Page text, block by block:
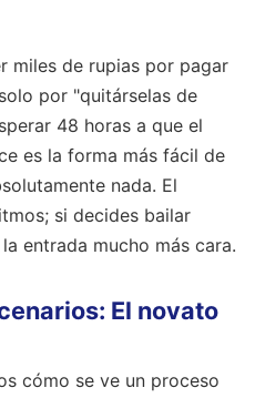
miles de rupias por pagar
por "quitárselas de
48 horas a que el
es la forma más fácil de
nada. El
si decides bailar
entrada mucho más cara.
El novato
cómo se ve un proceso